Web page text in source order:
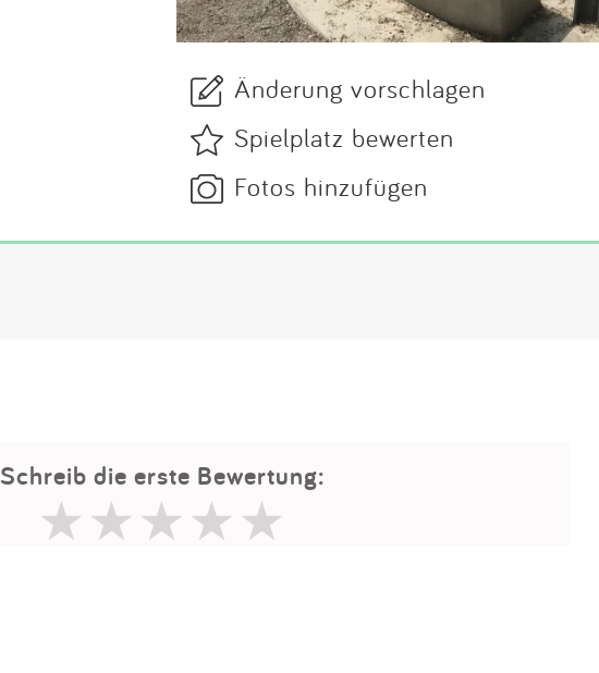
Änderung vorschlagen
Spielplatz bewerten
Fotos hinzufügen
Schreib die erste Bewertung: